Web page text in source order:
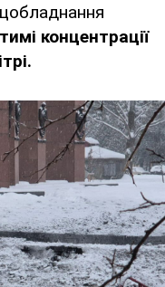
концентрації